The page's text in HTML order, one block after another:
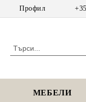
Профил
МЕБЕЛИ